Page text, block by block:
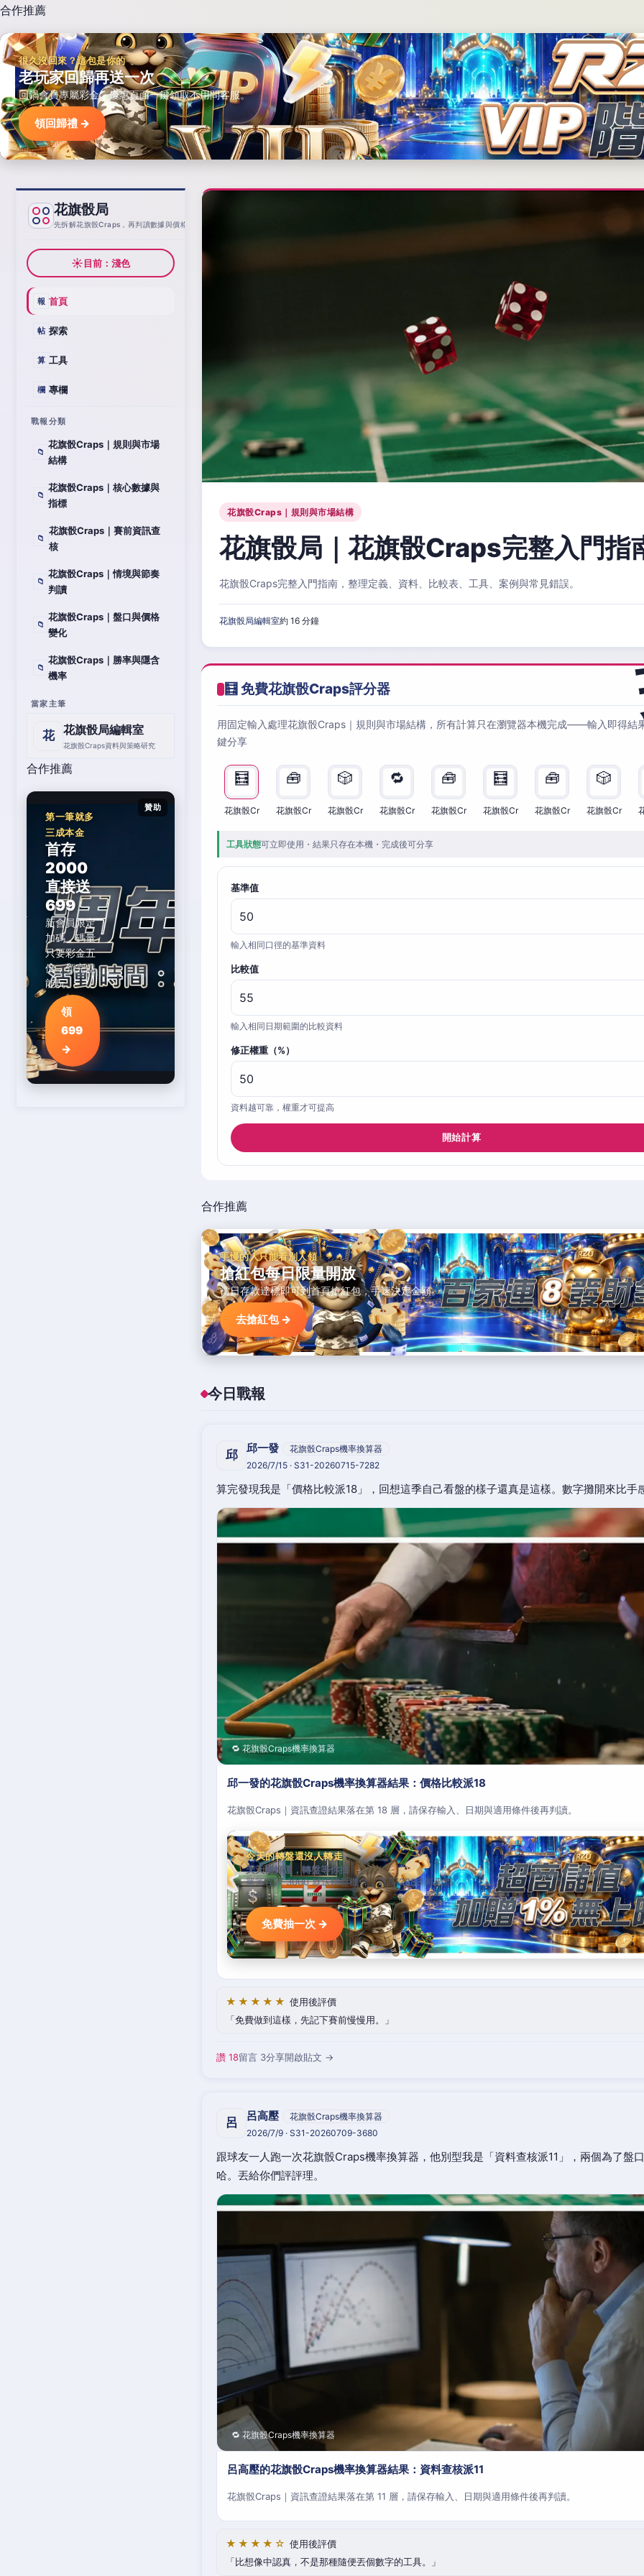
合作推薦
很久沒回來？這包是你的
老玩家回歸再送一次
回鍋會員專屬彩金，優惠頁面一鍵領取不用問客服。
領回歸禮 →
花旗骰局
先拆解花旗骰Craps，再判讀數據與價格
☀目前：淺色
報 首頁
帖 探索
算 工具
欄 專欄
戰報分類
📁
花旗骰Craps｜規則與市場
結構
📁
花旗骰Craps｜核心數據與
指標
📁
花旗骰Craps｜賽前資訊查
核
📁
花旗骰Craps｜情境與節奏
判讀
📁
花旗骰Craps｜盤口與價格
變化
📁
花旗骰Craps｜勝率與隱含
機率
當家主筆
花 花旗骰局編輯室
花旗骰Craps資料與策略研究
合作推薦
贊助
第一筆就多
三成本金
首存
2000
直接送
699
新會員限定
加碼，碼量
只要彩金五
倍，領完就
能玩。
領
699
→
花旗骰Craps｜規則與市場結構
花旗骰局｜花旗骰Craps完整入門指
花旗骰Craps完整入門指南，整理定義、資料、比較表、工具、案例與常見錯誤。
花旗骰局編輯室約 16 分鐘
🧮 免費花旗骰Craps評分器
用固定輸入處理花旗骰Craps｜規則與市場結構，所有計算只在瀏覽器本機完成——輸入即得結
鍵分享
🧮
花旗骰Cr
🧰
花旗骰Cr
🎲
花旗骰Cr
🔁
花旗骰Cr
🧰
花旗骰Cr
🧮
花旗骰Cr
🧰
花旗骰Cr
🎲
花旗骰Cr
工具狀態可立即使用・結果只存在本機・完成後可分享
基準值
輸入相同口徑的基準資料
比較值
輸入相同日期範圍的比較資料
修正權重（%）
資料越可靠，權重才可提高
開始計算
合作推薦
手慢的人只能看別人領
搶紅包每日限量開放
當日存款達標即可到首頁搶紅包，手速決定金額。
去搶紅包 →
今日戰報
邱 邱一發
花旗骰Craps機率換算器
2026/7/15 · S31-20260715-7282
算完發現我是「價格比較派18」，回想這季自己看盤的樣子還真是這樣。數字攤開來比手
🔁 花旗骰Craps機率換算器
邱一發的花旗骰Craps機率換算器結果：價格比較派18
花旗骰Craps｜資訊查證結果落在第 18 層，請保存輸入、日期與適用條件後再判讀。
今天的轉盤還沒人轉走
天天轉好運，轉盤等你抽
單筆存款 3000 就送轉盤機會，最高 2888 每天都
能中。
免費抽一次 →
★★★★★ 使用後評價
免費做到這樣，先記下賽前慢慢用。
讚 18留言 3分享開啟貼文 →
呂 呂高壓
花旗骰Craps機率換算器
2026/7/9 · S31-20260709-3680
跟球友一人跑一次花旗骰Craps機率換算器，他別型我是「資料查核派11」，兩個為了盤
哈。丟給你們評評理。
🔁 花旗骰Craps機率換算器
呂高壓的花旗骰Craps機率換算器結果：資料查核派11
花旗骰Craps｜資訊查證結果落在第 11 層，請保存輸入、日期與適用條件後再判讀。
★★★★☆ 使用後評價
比想像中認真，不是那種隨便丟個數字的工具。